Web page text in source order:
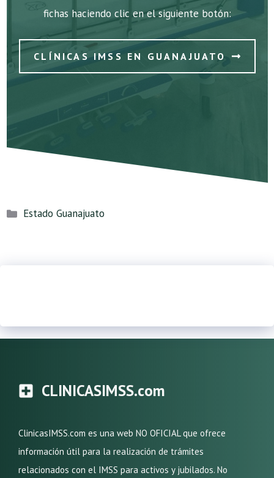
fichas haciendo clic en el siguiente botón:
CLÍNICAS IMSS EN GUANAJUATO
Categorías
Estado Guanajuato
CLINICASIMSS.com
ClinicasIMSS.com es una web NO OFICIAL que ofrece
información útil para la realización de trámites
relacionados con el IMSS para activos y jubilados. No